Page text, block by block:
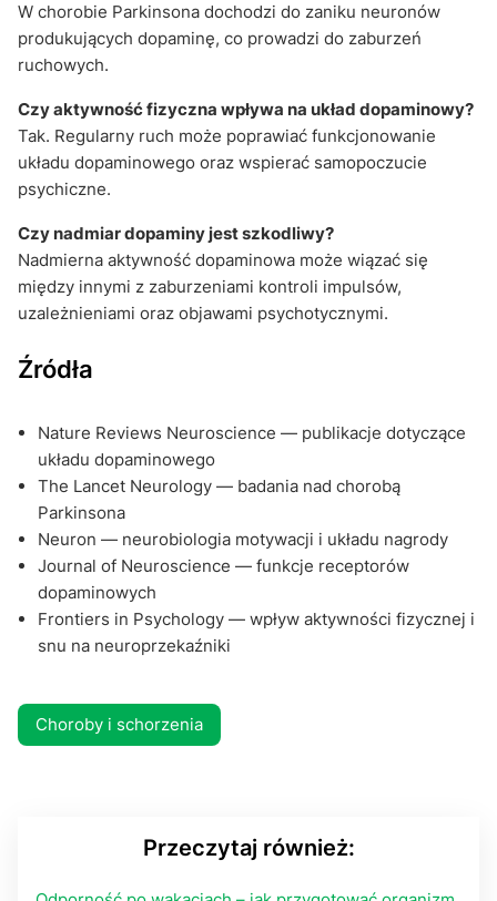
W chorobie Parkinsona dochodzi do zaniku neuronów
produkujących dopaminę, co prowadzi do zaburzeń
ruchowych.
Czy aktywność fizyczna wpływa na układ dopaminowy?
Tak. Regularny ruch może poprawiać funkcjonowanie
układu dopaminowego oraz wspierać samopoczucie
psychiczne.
Czy nadmiar dopaminy jest szkodliwy?
Nadmierna aktywność dopaminowa może wiązać się
między innymi z zaburzeniami kontroli impulsów,
uzależnieniami oraz objawami psychotycznymi.
Źródła
Nature Reviews Neuroscience — publikacje dotyczące
układu dopaminowego
The Lancet Neurology — badania nad chorobą
Parkinsona
Neuron — neurobiologia motywacji i układu nagrody
Journal of Neuroscience — funkcje receptorów
dopaminowych
Frontiers in Psychology — wpływ aktywności fizycznej i
snu na neuroprzekaźniki
Choroby i schorzenia
Przeczytaj również: